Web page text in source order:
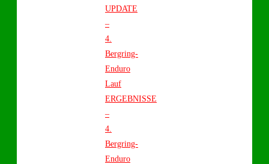
UPDATE
–
4.
Bergring-
Enduro
Lauf
ERGEBNISSE
–
4.
Bergring-
Enduro